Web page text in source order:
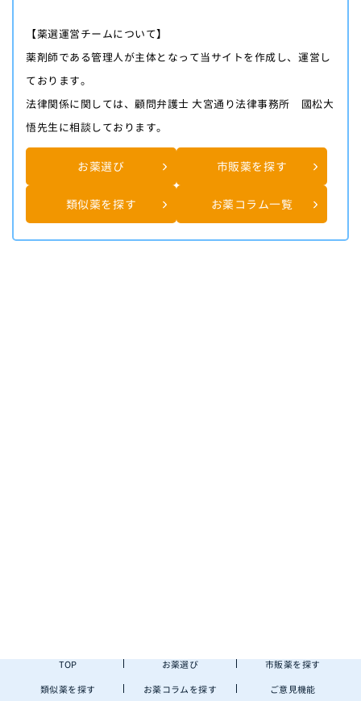
【薬選運営チームについて】
薬剤師である管理人が主体となって当サイトを作成し、運営し
ております。
法律関係に関しては、顧問弁護士 大宮通り法律事務所 國松大
悟先生に相談しております。
お薬選び 市販薬を探す
類似薬を探す お薬コラム一覧
TOP お薬選び 市販薬を探す